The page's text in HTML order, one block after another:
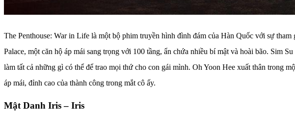
The Penthouse: War in Life là một bộ phim truyền hình đình đám của Hàn Quốc với sự
Palace, một căn hộ áp mái sang trọng với 100 tầng, ẩn chứa nhiều bí mật và hoài bão. Sim
làm tất cả những gì có thể để trao mọi thứ cho con gái mình. Oh Yoon Hee xuất thân trong
áp mái, đỉnh cao của thành công trong mắt cô ấy.
Mật Danh Iris – Iris